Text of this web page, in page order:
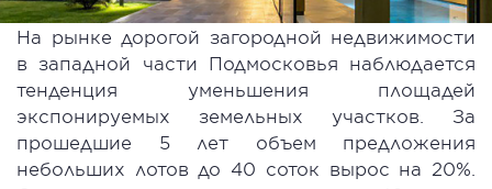
На рынке дорогой загородной недвижимости
в западной части Подмосковья наблюдается
тенденция уменьшения площадей
экспонируемых земельных участков. За
прошедшие 5 лет объем предложения
небольших лотов до 40 соток вырос на 20%.